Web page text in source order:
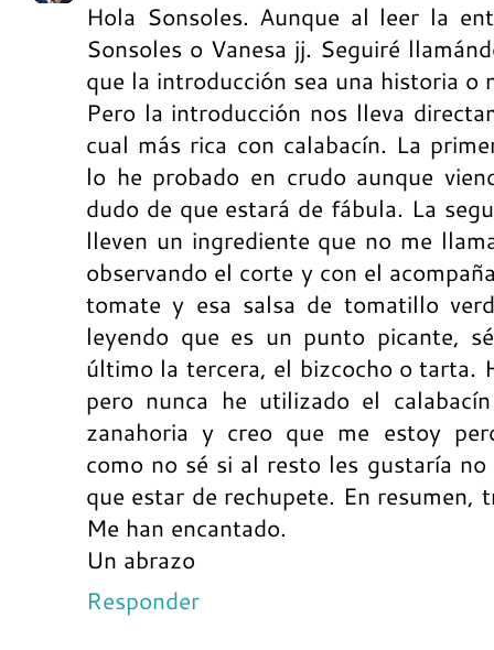
Hola Sonsoles. Aunque al leer la
Sonsoles o Vanesa jj. Seguiré
que la introducción sea una historia o
Pero la introducción nos lleva
cual más rica con calabacín. La
lo he probado en crudo aunque
dudo de que estará de fábula. La
lleven un ingrediente que no me
observando el corte y con el
tomate y esa salsa de tomatillo
leyendo que es un punto picante,
último la tercera, el bizcocho o tarta.
pero nunca he utilizado el
zanahoria y creo que me estoy
como no sé si al resto les gustaría
que estar de rechupete. En
Me han encantado.
Un abrazo
Responder